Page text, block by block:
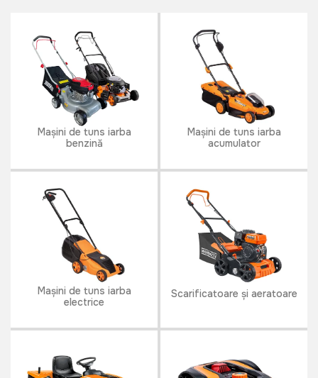
Mașini de tuns iarba
benzină
Mașini de tuns iarba
acumulator
Mașini de tuns iarba
electrice
Scarificatoare și aeratoare